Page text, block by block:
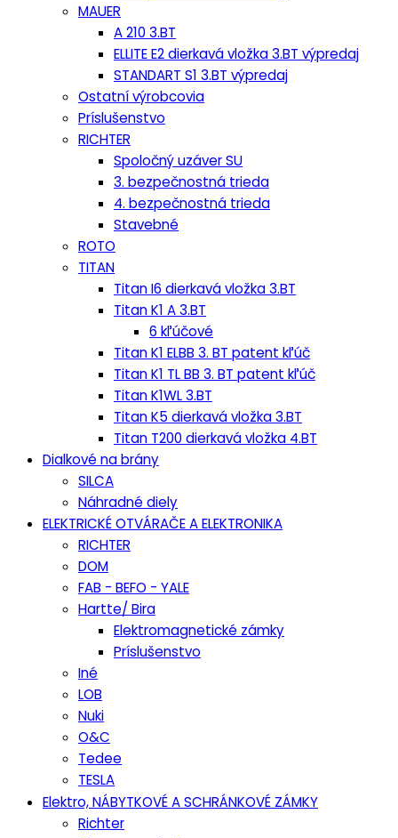
MAUER
A 210 3.BT
ELLITE E2 dierkavá vložka 3.BT výpredaj
STANDART S1 3.BT výpredaj
Ostatní výrobcovia
Príslušenstvo
RICHTER
Spoločný uzáver SU
3. bezpečnostná trieda
4. bezpečnostná trieda
Stavebné
ROTO
TITAN
Titan I6 dierkavá vložka 3.BT
Titan K1 A 3.BT
6 kľúčové
Titan K1 ELBB 3. BT patent kľúč
Titan K1 TL BB 3. BT patent kľúč
Titan K1WL 3.BT
Titan K5 dierkavá vložka 3.BT
Titan T200 dierkavá vložka 4.BT
Dialkové na brány
SILCA
Náhradné diely
ELEKTRICKÉ OTVÁRAČE A ELEKTRONIKA
RICHTER
DOM
FAB - BEFO - YALE
Hartte/ Bira
Elektromagnetické zámky
Príslušenstvo
Iné
LOB
Nuki
O&C
Tedee
TESLA
Elektro, NÁBYTKOVÉ A SCHRÁNKOVÉ ZÁMKY
Richter